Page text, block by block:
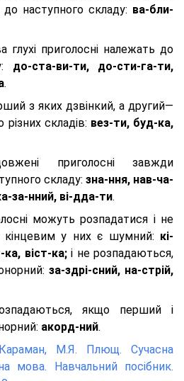
наступного складу: ва-бли-
глухі приголосні належать до
до-ста-ви-ти, до-сти-га-ти,
.
з яких дзвінкий, а другий—
складів: вез-ти, буд-ка,
приголосні завжди
складу: зна-ння, нав-ча-
за-нний, ві-дда-ти.
можуть розпадатися і не
кінцевим у них є шумний: кі-
ка, віст-ка;і не розпадаються,
за-здрі-сний, на-стрій,
якщо перший і
акорд-ний.
М.Я. Плющ. Сучасна
мова. Навчальний посібник.